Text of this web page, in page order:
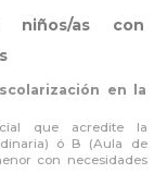
niños/as con
en la
que acredite la
ó B (Aula de
con necesidades